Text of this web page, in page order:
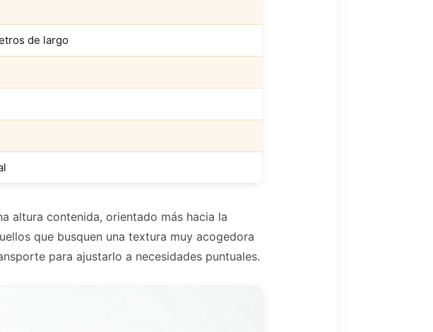
de largo
altura contenida, orientado más hacia la
que busquen una textura muy acogedora
para ajustarlo a necesidades puntuales.